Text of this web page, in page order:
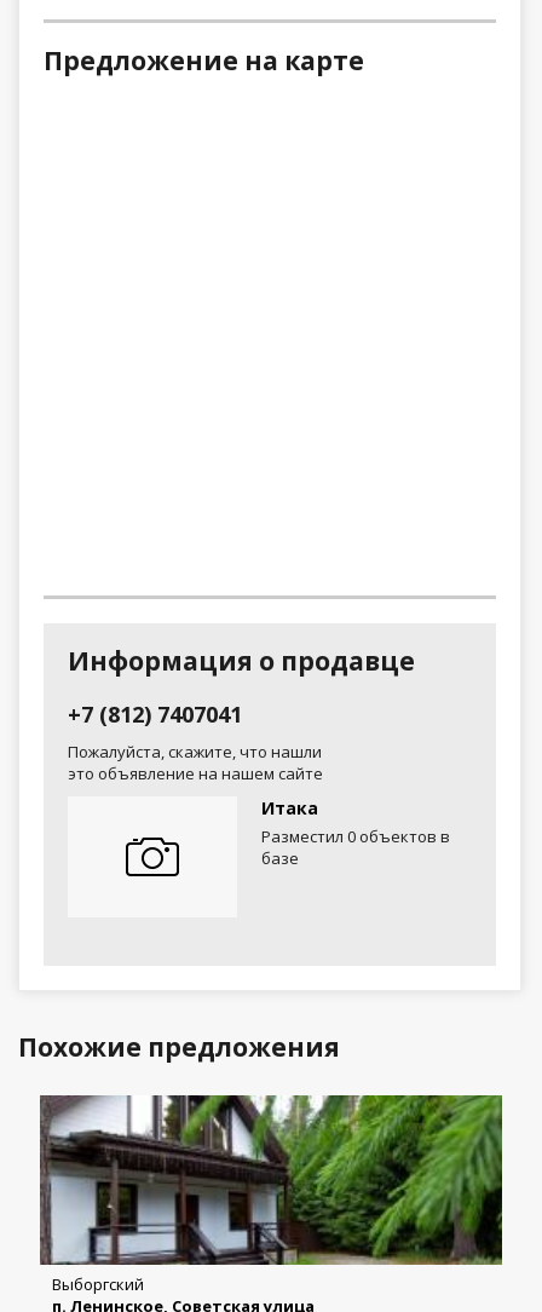
Предложение на карте
Информация о продавце
+7 (812) 7407041
Пожалуйста, скажите, что нашли
это объявление на нашем сайте
Итака
Разместил 0 объектов в
базе
Похожие предложения
Выборгский
п. Ленинское, Советская улица